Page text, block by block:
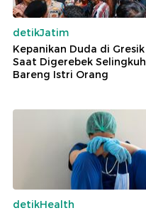
detikJatim
Kepanikan Duda di Gresik
Saat Digerebek Selingkuh
Bareng Istri Orang
detikHealth